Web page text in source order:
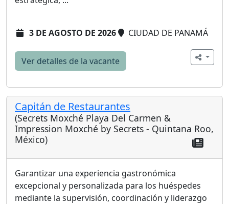
3 DE AGOSTO DE 2026 CIUDAD DE PANAMÁ
Ver detalles de la vacante
Capitán de Restaurantes
(Secrets Moxché Playa Del Carmen &
Impression Moxché by Secrets - Quintana Roo,
México)
Garantizar una experiencia gastronómica
excepcional y personalizada para los huéspedes
mediante la supervisión, coordinación y liderazgo